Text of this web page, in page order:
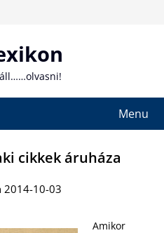
Menu
cikkek áruháza
2014-10-03
Amikor